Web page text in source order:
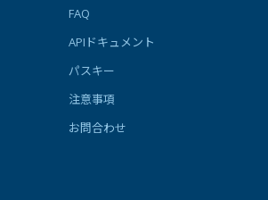
FAQ
APIドキュメント
パスキー
注意事項
お問合わせ